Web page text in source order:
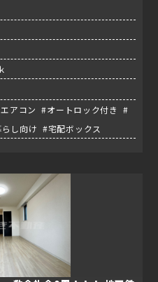
アコン #オートロック付き #
し向け #宅配ボックス